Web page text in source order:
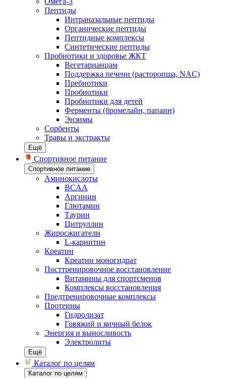
Пептиды
Интраназальные пептиды
Органические пептиды
Пептидные комплексы
Синтетические пептиды
Пробиотики и здоровье ЖКТ
Вегетарианцам
Поддержка печени (расторопша, NAC)
Пребиотики
Пробиотики
Пробиотики для детей
Ферменты (бромелайн, папаин)
Энзимы
Сорбенты
Травы и экстракты
Ещё
Спортивное питание
Спортивное питание
Аминокислоты
BCAA
Аргинин
Глютамин
Таурин
Цитруллин
Жиросжигатели
L-карнитин
Креатин
Креатин моногидрат
Посттренировочное восстановление
Витамины для спортсменов
Комплексы восстановления
Предтренировочные комплексы
Протеины
Гидролизат
Говяжий и яичный белок
Энергия и выносливость
Электролиты
Ещё
Каталог по целям
Каталог по целям